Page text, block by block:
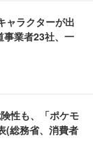
ャラクターが出
事業者23社、一
性も、「ポケモ
(総務省、消費者